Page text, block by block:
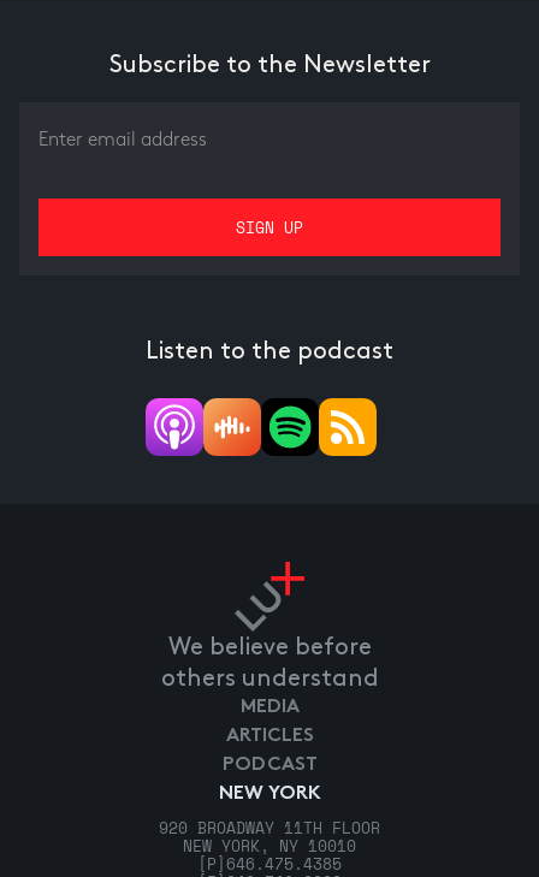
Subscribe to the Newsletter
Listen to the podcast
We believe before
others understand
NEW YORK
920 BROADWAY 11TH FLOOR
NEW YORK, NY 10010
[P] 646.475.4385
MEDIA
ARTICLES
PODCAST